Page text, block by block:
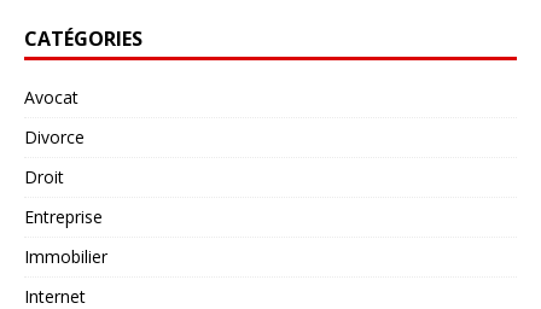
CATÉGORIES
Avocat
Divorce
Droit
Entreprise
Immobilier
Internet